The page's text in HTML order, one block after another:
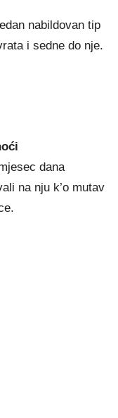
nabildovan tip
i sedne do nje.
dana
na nju k’o mutav